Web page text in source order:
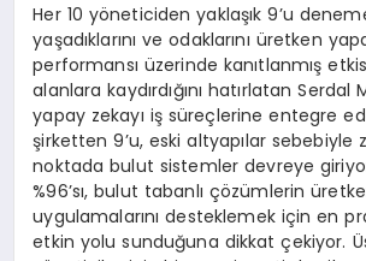
Her 10 yöneticiden yaklaşık 9’u
yaşadıklarını ve odaklarını üretken
performansı üzerinde kanıtlanmış
alanlara kaydırdığını hatırlatan Serdal
yapay zekayı iş süreçlerine entegre
şirketten 9’u, eski altyapılar sebebiyle
noktada bulut sistemler devreye giriyor.
%96’sı, bulut tabanlı çözümlerin
uygulamalarını desteklemek için en
etkin yolu sunduğuna dikkat çekiyor.